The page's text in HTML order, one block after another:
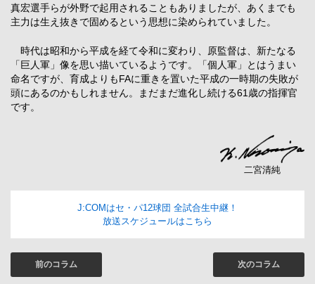
真宏選手らが外野で起用されることもありましたが、あくまでも
主力は生え抜きで固めるという思想に染められていました。
時代は昭和から平成を経て令和に変わり、原監督は、新たなる
「巨人軍」像を思い描いているようです。「個人軍」とはうまい
命名ですが、育成よりもFAに重きを置いた平成の一時期の失敗が
頭にあるのかもしれません。まだまだ進化し続ける61歳の指揮官
です。
二宮清純
J:COMはセ・パ12球団 全試合生中継！
放送スケジュールはこちら
前のコラム 次のコラム